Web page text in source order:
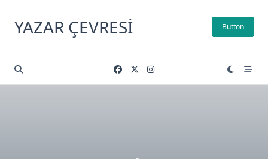
content
YAZAR ÇEVRESI Button